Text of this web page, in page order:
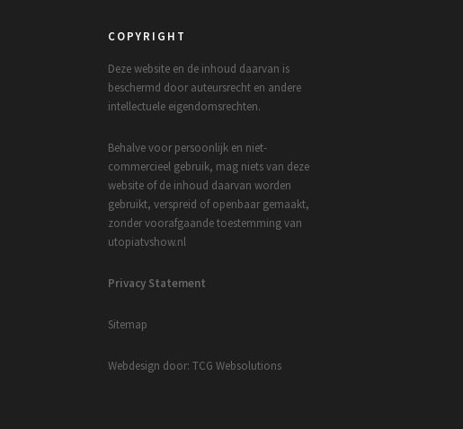
COPYRIGHT
Deze website en de inhoud daarvan is
beschermd door auteursrecht en andere
intellectuele eigendomsrechten.
Behalve voor persoonlijk en niet-
commercieel gebruik, mag niets van deze
website of de inhoud daarvan worden
gebruikt, verspreid of openbaar gemaakt,
zonder voorafgaande toestemming van
utopiatvshow.nl
Privacy Statement
Sitemap
Webdesign door: TCG Websolutions